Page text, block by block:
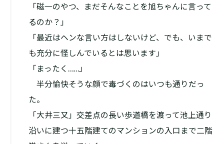
「磁一のやつ、まだそんなことを旭ちゃんに言って
るのか？」
「最近はヘンな言い方はしないけど、でも、いまで
も充分に怪しんでいるとは思います」
「まったく……」
半分愉快そうな顔で毒づくのはいつも通りだっ
た。
「大井三又」交差点の長い歩道橋を渡って池上通り
沿いに建つ十五階建てのマンションの入口まで二階